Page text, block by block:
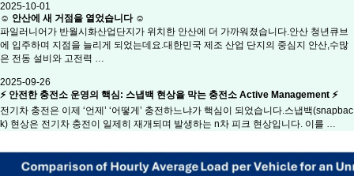
2025-10-01
☺️ 안산에 새 거점을 열었습니다 ☺️
파일러니어가 반월시화산업단지가 위치한 안산에 더 가까워졌습니다.안산 청년큐브
에 입주하며 지점을 늘리게 되었는데요.대한민국 제조 산업 단지의 중심지 안산,수많
은 전동 설비와 고전력 …
2025-09-26
⚡ 안전한 충전소 운영의 핵심: 스냅백 현상을 막는 충전소 Active Management ⚡
전기차 충전은 이제 ‘언제’ ‘어떻게’ 충전하느냐가 핵심이 되었습니다.스냅백(snapbac
k) 현상은 전기차 충전이 일제히 재개되며 발생하는 n차 피크 현상입니다. 이를 …